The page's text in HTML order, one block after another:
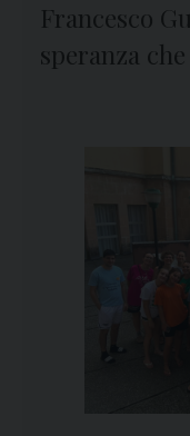
Francesco
speranza